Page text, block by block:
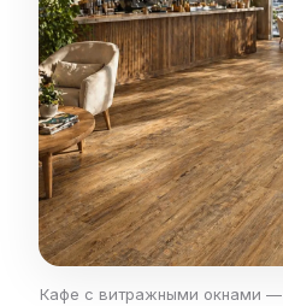
Кафе с витражными окнами —